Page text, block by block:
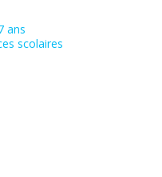
ans
scolaires